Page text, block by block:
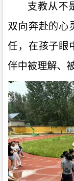
支教从不
双向奔赴的心
任，在孩子眼
伴中被理解、